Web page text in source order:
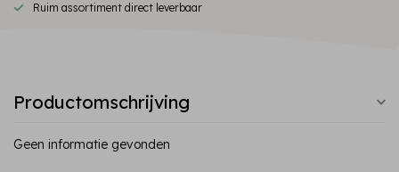
Ruim assortiment direct leverbaar
Productomschrijving
Geen informatie gevonden